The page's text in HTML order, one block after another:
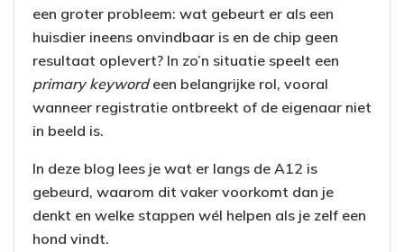
een groter probleem: wat gebeurt er als een
huisdier ineens onvindbaar is en de chip geen
resultaat oplevert? In zo’n situatie speelt een
primary keywordeen belangrijke rol, vooral
wanneer registratie ontbreekt of de eigenaar niet
in beeld is.
In deze blog lees je wat er langs de A12 is
gebeurd, waarom dit vaker voorkomt dan je
denkt en welke stappen wél helpen als je zelf een
hond vindt.